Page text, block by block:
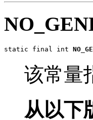
static final int
该常量
从以下